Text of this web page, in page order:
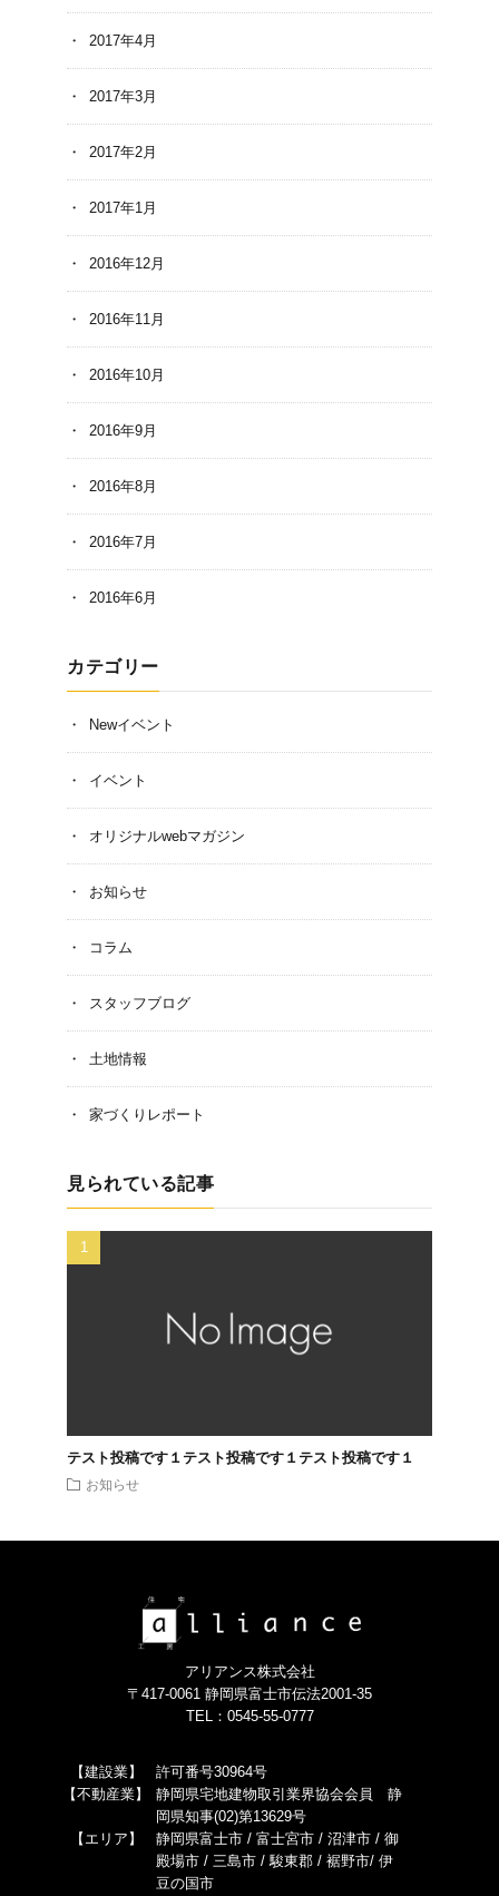
2017年4月
2017年3月
2017年2月
2017年1月
2016年12月
2016年11月
2016年10月
2016年9月
2016年8月
2016年7月
2016年6月
カテゴリー
Newイベント
イベント
オリジナルwebマガジン
お知らせ
コラム
スタッフブログ
土地情報
家づくりレポート
見られている記事
テスト投稿です１テスト投稿です１テスト投稿です１
お知らせ
アリアンス株式会社
〒417-0061 静岡県富士市伝法2001-35
TEL：0545-55-0777
【建設業】
許可番号30964号
【不動産業】
静岡県宅地建物取引業界協会会員 静
岡県知事(02)第13629号
【エリア】
静岡県富士市 / 富士宮市 / 沼津市 / 御
殿場市 / 三島市 / 駿東郡 / 裾野市/ 伊
豆の国市